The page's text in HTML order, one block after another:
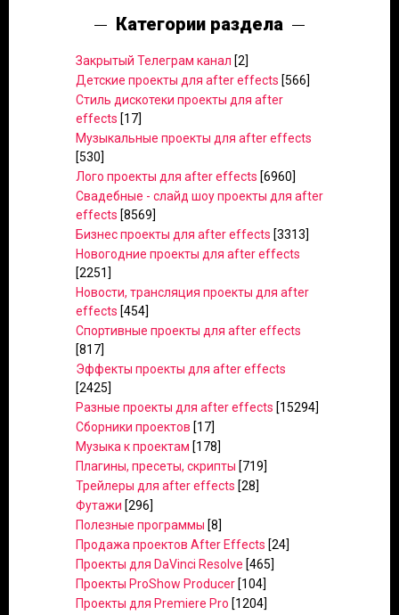
Категории раздела
Закрытый Телеграм канал [2]
Детские проекты для after effects [566]
Стиль дискотеки проекты для after
effects [17]
Музыкальные проекты для after effects
[530]
Лого проекты для after effects [6960]
Свадебные - слайд шоу проекты для after
effects [8569]
Бизнес проекты для after effects [3313]
Новогодние проекты для after effects
[2251]
Новости, трансляция проекты для after
effects [454]
Спортивные проекты для after effects
[817]
Эффекты проекты для after effects
[2425]
Разные проекты для after effects [15294]
Сборники проектов [17]
Музыка к проектам [178]
Плагины, пресеты, скрипты [719]
Трейлеры для after effects [28]
Футажи [296]
Полезные программы [8]
Продажа проектов After Effects [24]
Проекты для DaVinci Resolve [465]
Проекты ProShow Producer [104]
Проекты для Premiere Pro [1204]